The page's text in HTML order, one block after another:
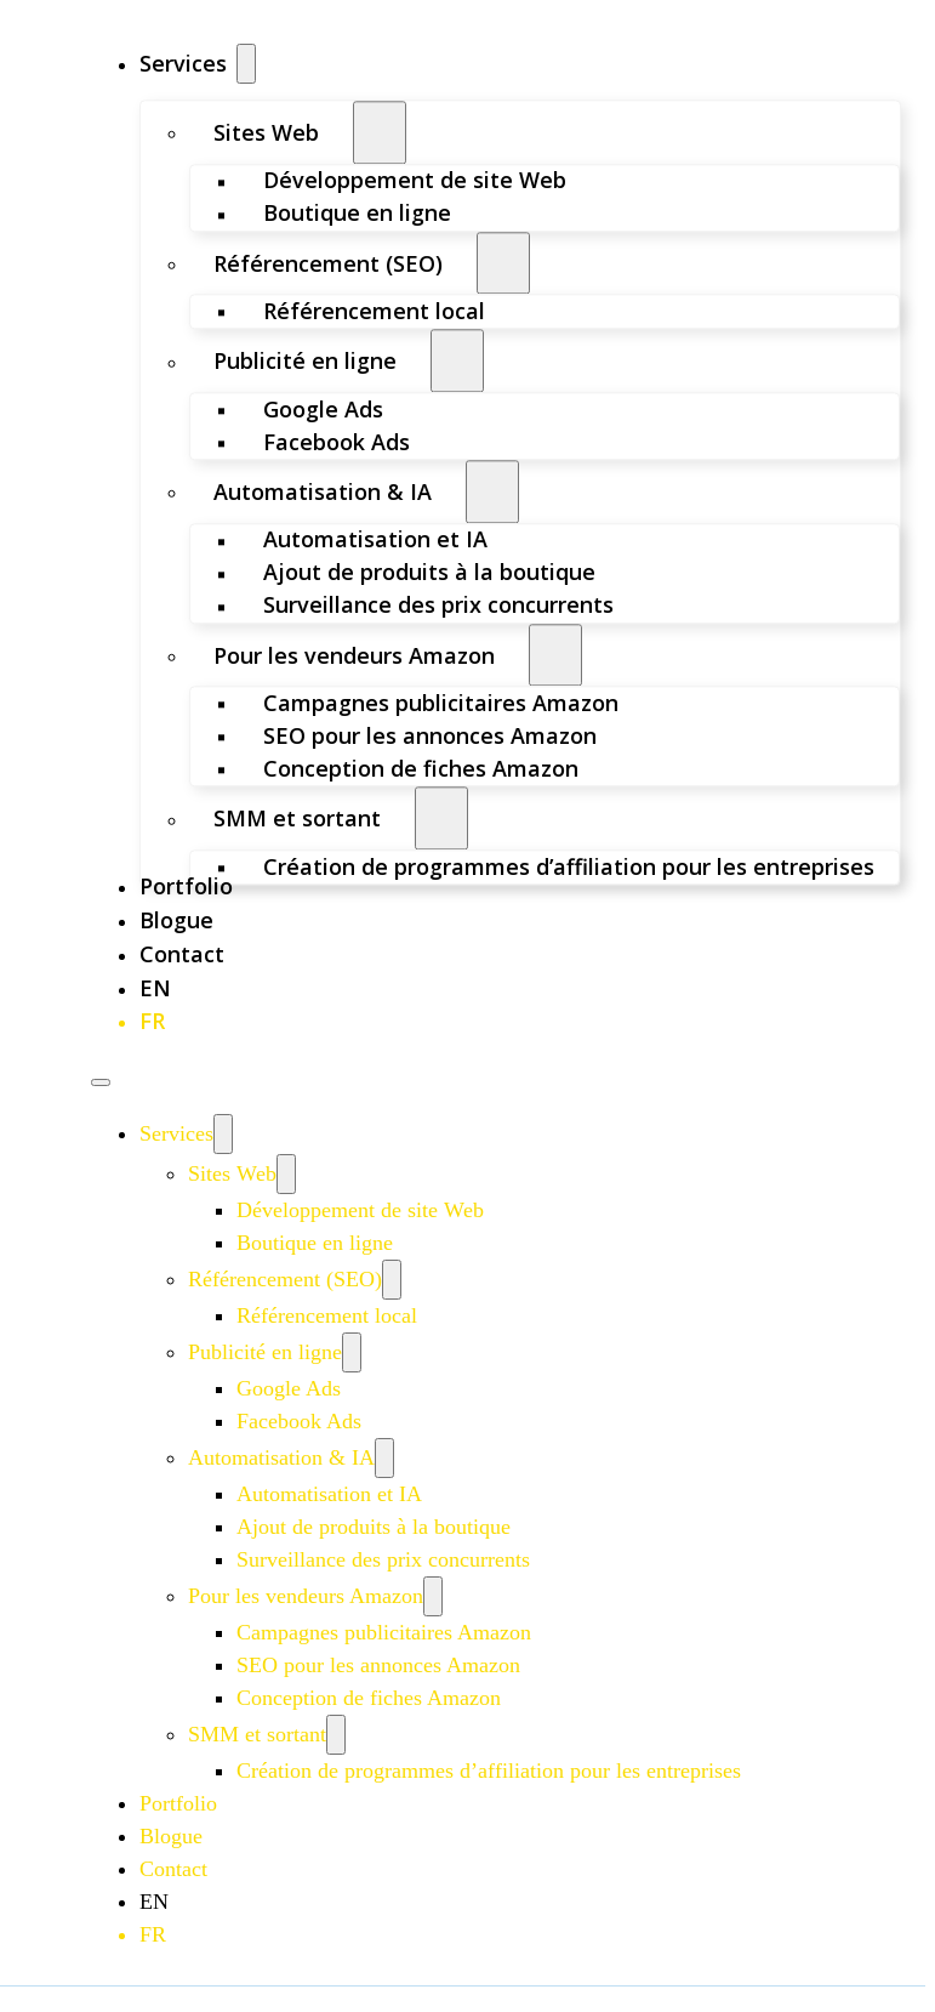
Services
Sites Web
Développement de site Web
Boutique en ligne
Référencement (SEO)
Référencement local
Publicité en ligne
Google Ads
Facebook Ads
Automatisation & IA
Automatisation et IA
Ajout de produits à la boutique
Surveillance des prix concurrents
Pour les vendeurs Amazon
Campagnes publicitaires Amazon
SEO pour les annonces Amazon
Conception de fiches Amazon
SMM et sortant
Création de programmes d’affiliation pour les entreprises
Portfolio
Blogue
Contact
EN
FR
Services
Sites Web
Développement de site Web
Boutique en ligne
Référencement (SEO)
Référencement local
Publicité en ligne
Google Ads
Facebook Ads
Automatisation & IA
Automatisation et IA
Ajout de produits à la boutique
Surveillance des prix concurrents
Pour les vendeurs Amazon
Campagnes publicitaires Amazon
SEO pour les annonces Amazon
Conception de fiches Amazon
SMM et sortant
Création de programmes d’affiliation pour les entreprises
Portfolio
Blogue
Contact
EN
FR